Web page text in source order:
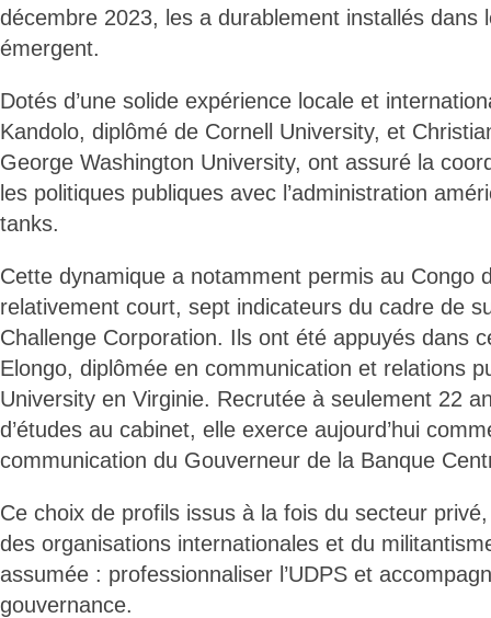
décembre 2023, les a durablement installés dans
émergent.
Dotés d’une solide expérience locale et
Kandolo, diplômé de Cornell University, et
George Washington University, ont assuré la
les politiques publiques avec l’administration
tanks.
Cette dynamique a notamment permis au Congo
relativement court, sept indicateurs du cadre de
Challenge Corporation. Ils ont été appuyés dans
Elongo, diplômée en communication et relations
University en Virginie. Recrutée à seulement 22
d’études au cabinet, elle exerce aujourd’hui
communication du Gouverneur de la Banque
Ce choix de profils issus à la fois du secteur privé,
des organisations internationales et du
assumée : professionnaliser l’UDPS et
gouvernance.